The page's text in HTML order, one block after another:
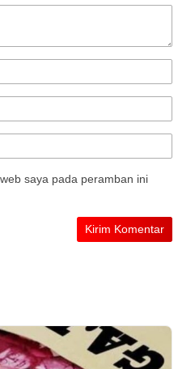
saya pada peramban ini